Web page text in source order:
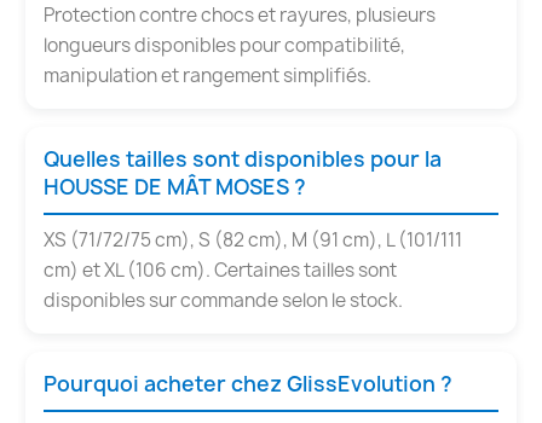
Protection contre chocs et rayures, plusieurs
longueurs disponibles pour compatibilité,
manipulation et rangement simplifiés.
Quelles tailles sont disponibles pour la
HOUSSE DE MÂT MOSES ?
XS (71/72/75 cm), S (82 cm), M (91 cm), L (101/111
cm) et XL (106 cm). Certaines tailles sont
disponibles sur commande selon le stock.
Pourquoi acheter chez GlissEvolution ?